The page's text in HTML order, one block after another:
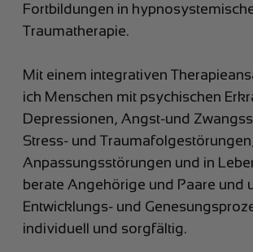
Fortbildungen in
Traumatherapie.
Mit einem integrativen
ich Menschen mit psychischen
Depressionen, Angst-und
Stress- und
Anpassungsstörungen und in
berate Angehörige und Paare und
Entwicklungs- und
individuell und sorgfältig.